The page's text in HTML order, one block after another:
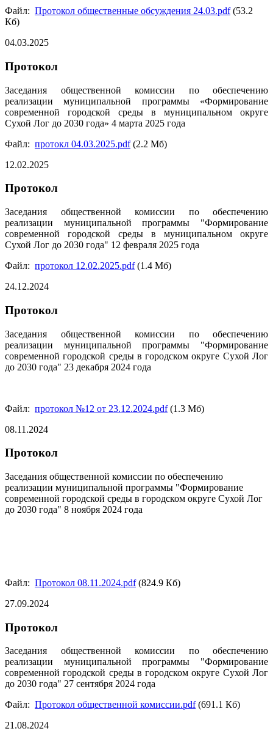
Файл: Протокол общественные обсуждения 24.03.pdf(53.2
Кб)
04.03.2025
Протокол
Заседания общественной комиссии по обеспечению
реализации муниципальной программы «Формирование
современной городской среды в муниципальном округе
Сухой Лог до 2030 года» 4 марта 2025 года
Файл: протокл 04.03.2025.pdf(2.2 Мб)
12.02.2025
Протокол
Заседания общественной комиссии по обеспечению
реализации муниципальной программы "Формирование
современной городской среды в муниципальном округе
Сухой Лог до 2030 года" 12 февраля 2025 года
Файл: протокол 12.02.2025.pdf(1.4 Мб)
24.12.2024
Протокол
Заседания общественной комиссии по обеспечению
реализации муниципальной программы "Формирование
современной городской среды в городском округе Сухой Лог
до 2030 года" 23 декабря 2024 года
Файл: протокол №12 от 23.12.2024.pdf(1.3 Мб)
08.11.2024
Протокол
Заседания общественной комиссии по обеспечению
реализации муниципальной программы "Формирование
современной городской среды в городском округе Сухой Лог
до 2030 года" 8 ноября 2024 года
Файл: Протокол 08.11.2024.pdf(824.9 Кб)
27.09.2024
Протокол
Заседания общественной комиссии по обеспечению
реализации муниципальной программы "Формирование
современной городской среды в городском округе Сухой Лог
до 2030 года" 27 сентября 2024 года
Файл: Протокол общественной комиссии.pdf(691.1 Кб)
21.08.2024